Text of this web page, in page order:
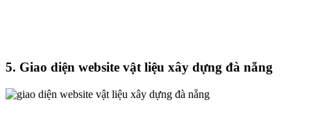
5. Giao diện website vật liệu xây dựng đà nẵng